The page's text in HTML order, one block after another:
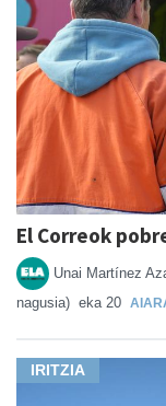
El Correok
Unai Martínez
nagusia) eka 20
IRITZIA